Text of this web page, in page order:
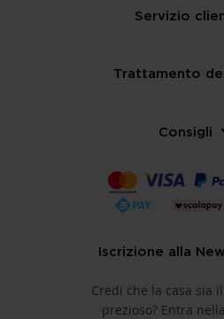
Servizio
Trattamento
Consigli
Iscrizione alla
Credi che la casa sia
prezioso? Entra